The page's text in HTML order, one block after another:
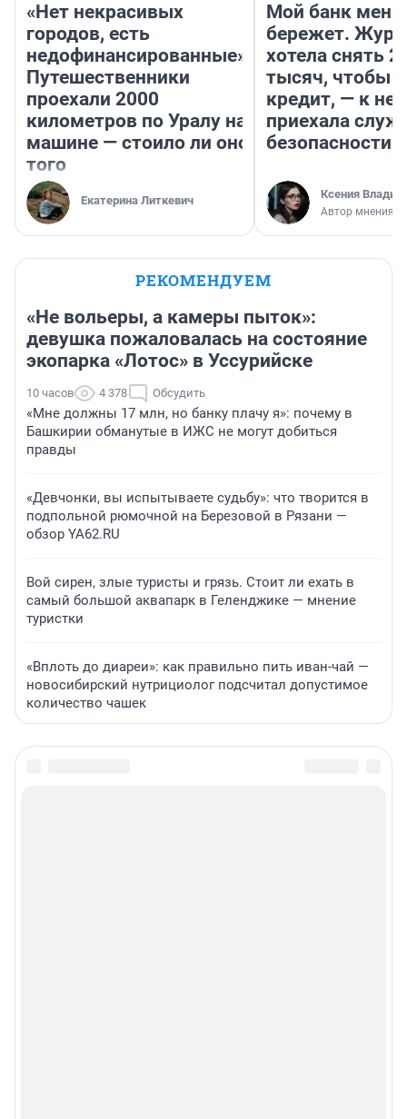
«Нет некрасивых
городов, есть
недофинансированные».
Путешественники
проехали 2000
километров по Уралу на
машине — стоило ли оно
того
Екатерина Литкевич
Мой банк меня
бережет.
хотела снять
тысяч, чтобы
кредит, — к
приехала
безопасности
Ксения
Автор мнения
РЕКОМЕНДУЕМ
«Не вольеры, а камеры пыток»:
девушка пожаловалась на состояние
экопарка «Лотос» в Уссурийске
10 часов 4 378 Обсудить
«Мне должны 17 млн, но банку плачу я»: почему в
Башкирии обманутые в ИЖС не могут добиться
правды
«Девчонки, вы испытываете судьбу»: что творится в
подпольной рюмочной на Березовой в Рязани —
обзор YA62.RU
Вой сирен, злые туристы и грязь. Стоит ли ехать в
самый большой аквапарк в Геленджике — мнение
туристки
«Вплоть до диареи»: как правильно пить иван-чай —
новосибирский нутрициолог подсчитал допустимое
количество чашек